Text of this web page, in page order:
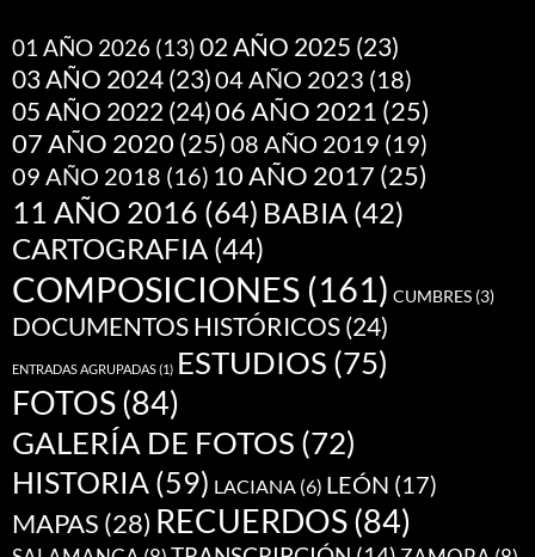
01 AÑO 2026 (13)02 AÑO 2025 (23)
03 AÑO 2024(23)04 AÑO 2023 (18)
05 AÑO 2022(24)06 AÑO 2021 (25)
07 AÑO 2020 (25) 08 AÑO 2019 (19)
09 AÑO 2018 (16) 10 AÑO 2017 (25)
11 AÑO 2016 (64) BABIA (42)
CARTOGRAFIA (44)
COMPOSICIONES (161) CUMBRES (3)
DOCUMENTOS HISTÓRICOS(24)
ENTRADAS AGRUPADAS(1) ESTUDIOS (75)
FOTOS(84)
GALERÍA DE FOTOS (72)
HISTORIA (59) LACIANA (6) LEÓN (17)
MAPAS (28) RECUERDOS(84)